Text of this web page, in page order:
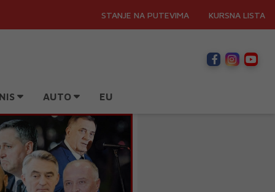
STANJE NA PUTEVIMA KURSNA LISTA
AUTO EU